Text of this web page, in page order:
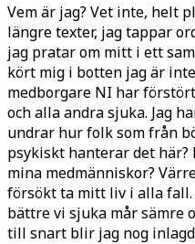
Vem är jag? Vet inte, helt
längre texter, jag tappar
jag pratar om mitt i ett
kört mig i botten jag är
medborgare NI har
och alla andra sjuka. Jag
undrar hur folk som från
psykiskt hanterar det här?
mina medmänniskor?
försökt ta mitt liv i alla
bättre vi sjuka mår sämre
till snart blir jag nog